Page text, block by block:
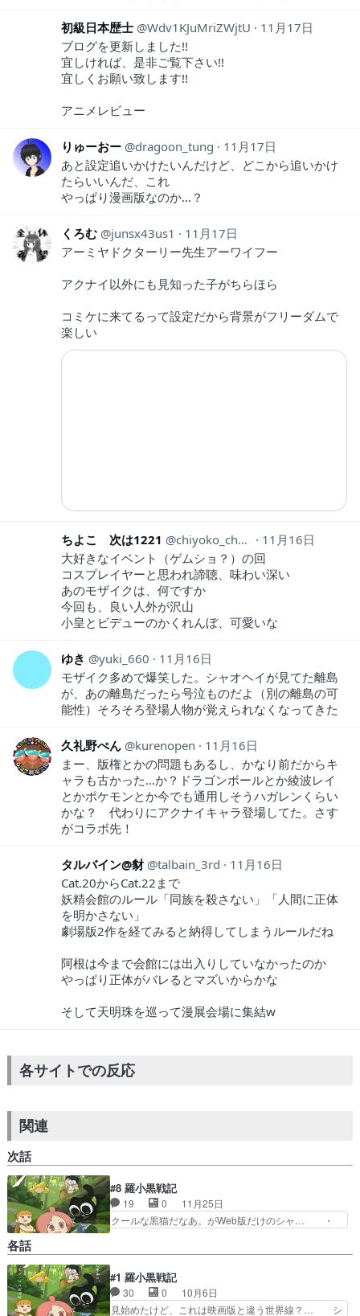
初級日本歴士 Wdv1KJuMriZWjtU
11月17日
ブログを更新しました!!
宜しければ、是非ご覧下さい!!
宜しくお願い致します!!
アニメレビュー
りゅーおー dragoon_tung
11月17日
あと設定追いかけたいんだけど、どこから追いかけ
たらいいんだ、これ
やっぱり漫画版なのか…？
くろむ junsx43us1
11月17日
アーミヤドクターリー先生アーワイフー
アクナイ以外にも見知った子がちらほら
コミケに来てるって設定だから背景がフリーダムで
楽しい
ちよこ 次は1221 chiyoko_choki
11月16日
大好きなイベント（ゲムショ？）の回
コスプレイヤーと思われ諦聴、味わい深い
あのモザイクは、何ですか
今回も、良い人外が沢山
小皇とビデューのかくれんぼ、可愛いな
ゆき yuki_660
11月16日
モザイク多めで爆笑した。シャオヘイが見てた離島
が、あの離島だったら号泣ものだよ（別の離島の可
能性）そろそろ登場人物が覚えられなくなってきた
久礼野ぺん kurenopen
11月16日
まー、版権とかの問題もあるし、かなり前だからキ
ャラも古かった…か？ドラゴンボールとか綾波レイ
とかポケモンとか今でも通用しそうハガレンくらい
かな？ 代わりにアクナイキャラ登場してた。さす
がコラボ先！
タルバイン@豺 talbain_3rd
11月16日
Cat.20からCat.22まで
妖精会館のルール「同族を殺さない」「人間に正体
を明かさない」
劇場版2作を経てみると納得してしまうルールだね
阿根は今まで会館には出入りしていなかったのか
やっぱり正体がバレるとマズいからかな
そして天明珠を巡って漫展会場に集結w
各サイトでの反応
関連
次話
#8 羅小黒戦記
19 0
11月25日
クールな黒猫だなあ。がWeb版だけのシャ… ・
は40話までビリビリで1回しか視… 大怪獣空中決
戦』をギャオス捕獲作戦の場面… アゲン達の脱出
方法が賢すぎて凄い(語彙力… 大怪獣空中決戦』
各話
#1 羅小黒戦記
30 0
10月6日
見始めたけど、これは映画版と違う世界線？… シ